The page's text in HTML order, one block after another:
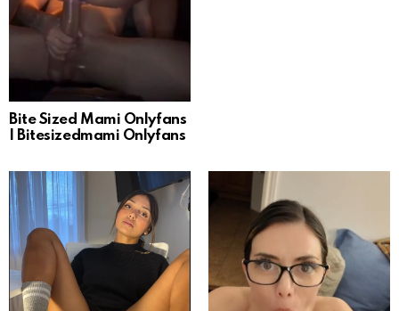
Bite Sized Mami Onlyfans
| Bitesizedmami Onlyfans